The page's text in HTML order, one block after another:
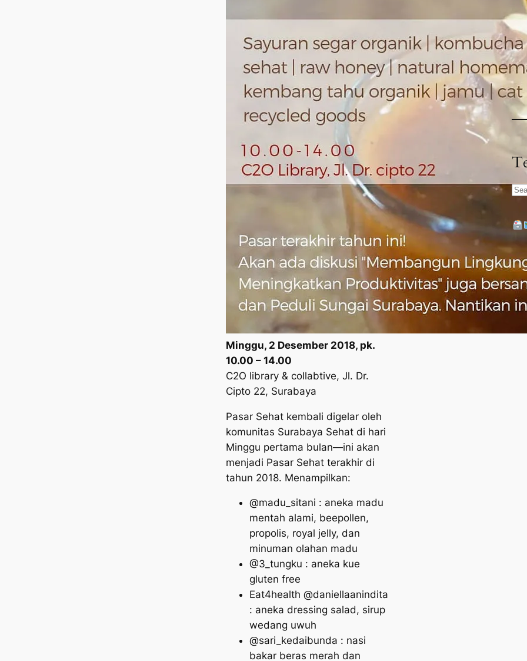
Minggu, 2 Desember 2018, pk.
10.00 – 14.00
C2O library & collabtive, Jl. Dr.
Cipto 22, Surabaya
Pasar Sehat kembali digelar oleh
komunitas Surabaya Sehat di hari
Minggu pertama bulan—ini akan
menjadi Pasar Sehat terakhir di
tahun 2018. Menampilkan:
@madu_sitani : aneka madu
mentah alami, beepollen,
propolis, royal jelly, dan
minuman olahan madu
@3_tungku : aneka kue
gluten free
Eat4health @daniellaanindita
: aneka dressing salad, sirup
wedang uwuh
@sari_kedaibunda : nasi
bakar beras merah dan
S
a
h